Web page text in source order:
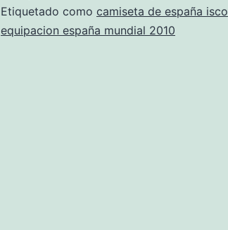
Etiquetado como camiseta de españa isco
equipacion españa mundial 2010